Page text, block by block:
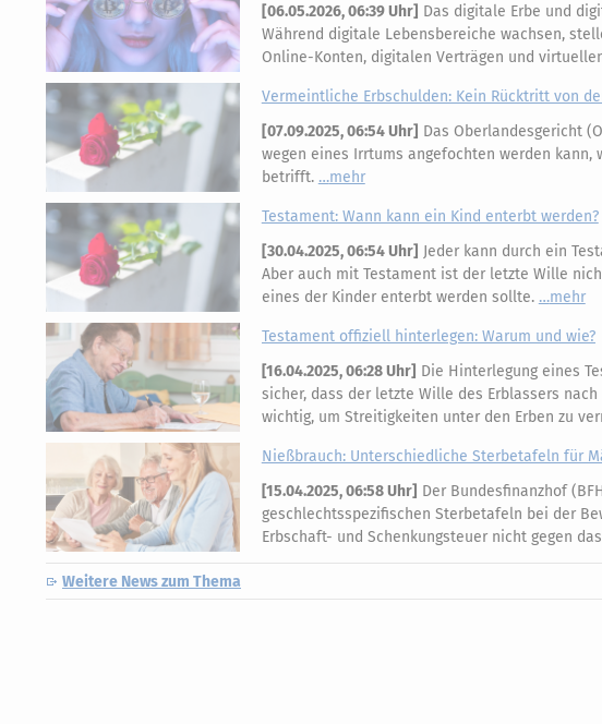
[06.05.2026, 06:39 Uhr] Das digitale Erbe und
Während digitale Lebensbereiche wachsen,
Online-Konten, digitalen Verträgen und
Vermeintliche Erbschulden: Kein Rücktritt von
[07.09.2025, 06:54 Uhr] Das Oberlandesgericht
wegen eines Irrtums angefochten werden
betrifft.
mehr
Testament: Wann kann ein Kind enterbt werden?
[30.04.2025, 06:54 Uhr] Jeder kann durch ein
Aber auch mit Testament ist der letzte Wille
eines der Kinder enterbt werden sollte.
mehr
Testament offiziell hinterlegen: Warum und wie?
[16.04.2025, 06:28 Uhr] Die Hinterlegung eines
sicher, dass der letzte Wille des Erblassers
wichtig, um Streitigkeiten unter den Erben zu
Nießbrauch: Unterschiedliche Sterbetafeln für
[15.04.2025, 06:58 Uhr] Der Bundesfinanzhof
geschlechtsspezifischen Sterbetafeln bei der
Erbschaft- und Schenkungsteuer nicht gegen
Weitere News zum Thema